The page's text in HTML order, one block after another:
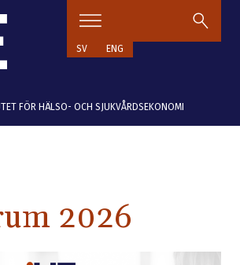
FÖR HÄLSO- OCH SJUKVÅRDSEKONOMI
SV ENG
2026